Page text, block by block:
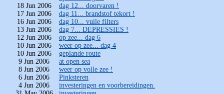
18 Jun 2006
dag 12... doorvaren !
17 Jun 2006
dag 11... brandstof tekort !
16 Jun 2006
dag 10... vuile filters
13 Jun 2006
dag 7... DEPRESSIES !
12 Jun 2006
op zee... dag 6
10 Jun 2006
weer op zee... dag 4
10 Jun 2006
geplande route
9 Jun 2006
at open sea
8 Jun 2006
weer op volle zee !
6 Jun 2006
Pinksteren
4 Jun 2006
investeringen en voorbereidingen.